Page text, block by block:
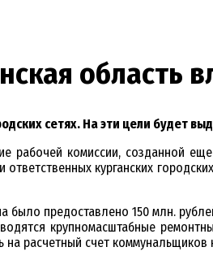
область
сетях. На эти цели будет
рабочей комиссии, созданной
курганских
предоставлено 150 млн.
крупномасштабные
расчетный счет коммунальщиков